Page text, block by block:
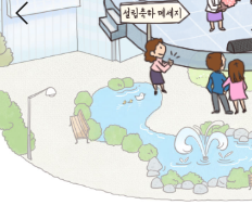
사진 아카이브 문서 기록물
50+1 주년 기념
성과 50선 숫자로 보는 50년
세계와 함께 한 KIHASA